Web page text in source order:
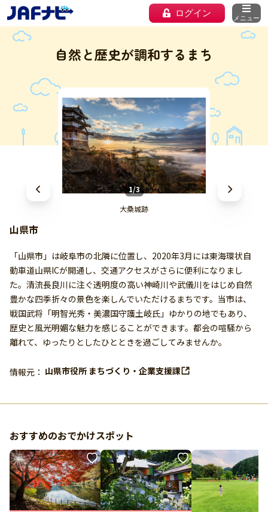
ログイン メニュー
自然と歴史が調和するまち
1/3
大桑城跡
山県市
「山県市」は岐阜市の北隣に位置し、2020年3月には東海環状自
動車道山県ICが開通し、交通アクセスがさらに便利になりまし
た。清流長良川に注ぐ透明度の高い神崎川や武儀川をはじめ自然
豊かな四季折々の景色を楽しんでいただけるまちです。当市は、
戦国武将「明智光秀・美濃国守護土岐氏」ゆかりの地でもあり、
歴史と風光明媚な魅力を感じることができます。都会の喧騒から
離れて、ゆったりとしたひとときを過ごしてみませんか。
情報元： 山県市役所 まちづくり・企業支援課
おすすめのおでかけスポット